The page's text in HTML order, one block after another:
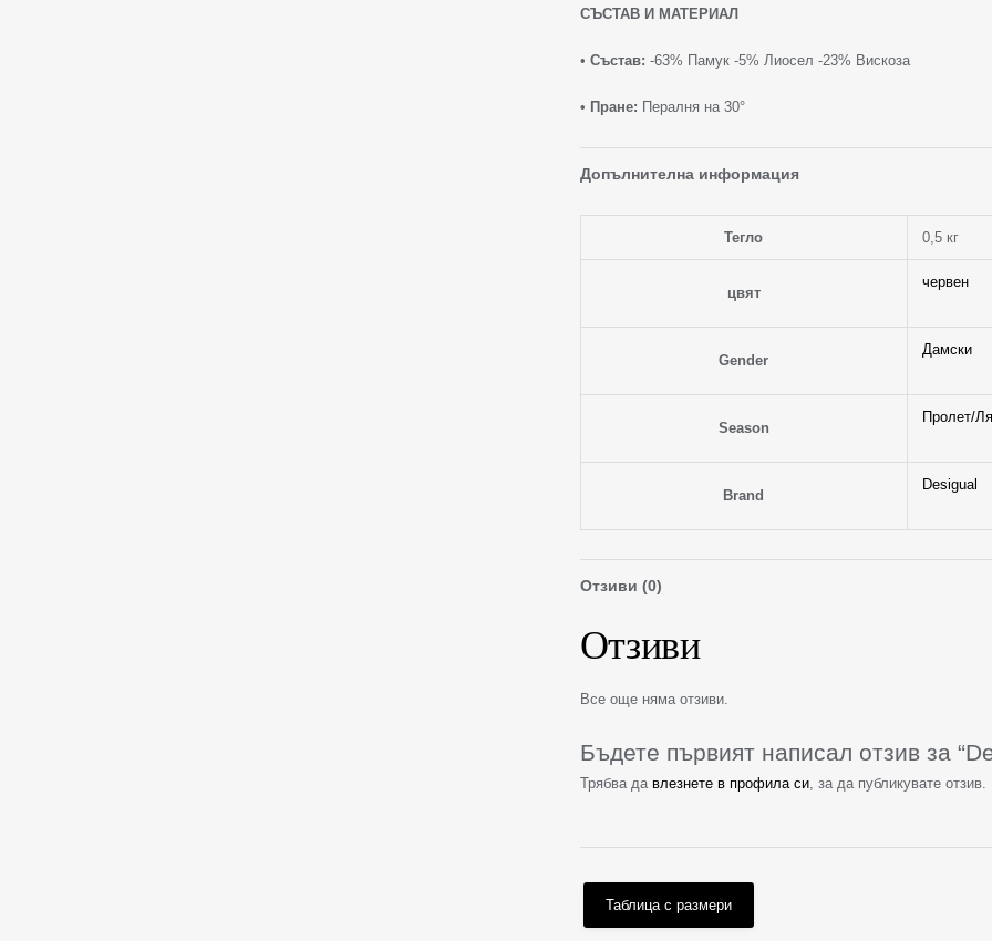
СЪСТАВ И МАТЕРИАЛ
• Състав: -63% Памук -5% Лиосел -23% Вискоза
• Пране: Пералня на 30°
Допълнителна информация
Тегло 0,5 кг
цвят
червен
Gender
Дамски
Season
Пролет/
Brand
Desigual
Отзиви (0)
Отзиви
Все още няма отзиви.
Бъдете първият написал отзив за
Трябва да влезнете в профила си, за да публикувате отзив.
Таблица с размери